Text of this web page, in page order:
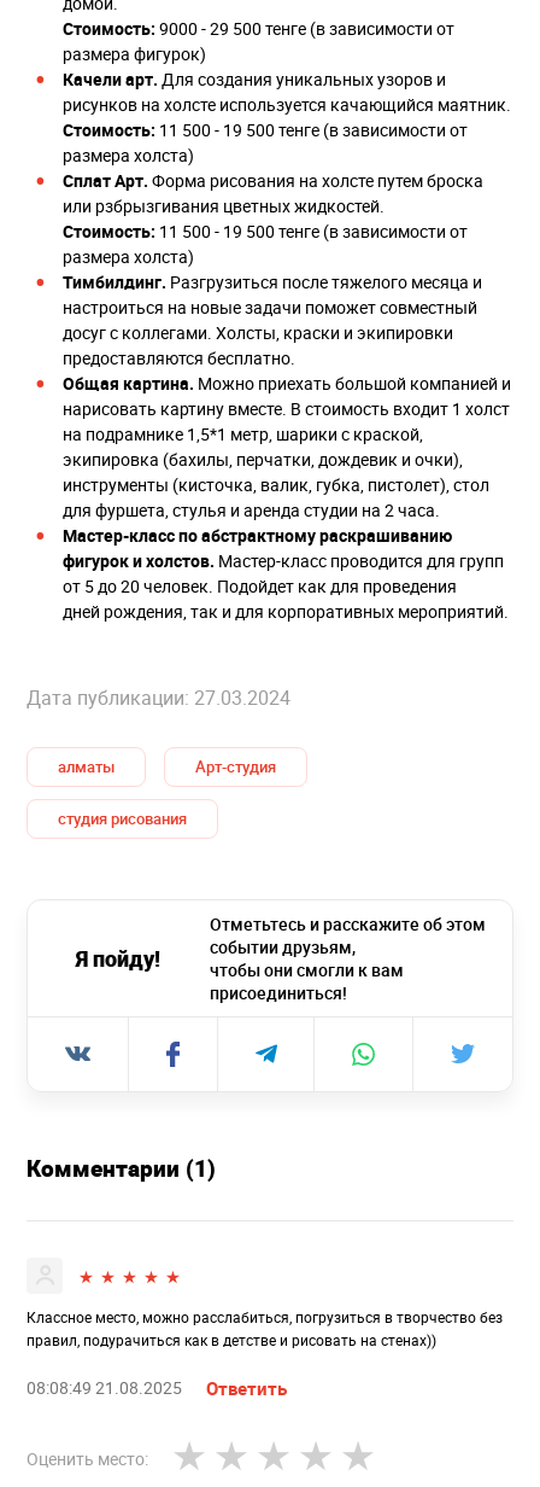
Стоимость: 9000 - 29 500 тенге (в зависимости от
размера фигурок)
Качели арт. Для создания уникальных узоров и
рисунков на холсте используется качающийся маятник.
Стоимость: 11 500 - 19 500 тенге (в зависимости от
размера холста)
Сплат Арт. Форма рисования на холсте путем броска
или рзбрызгивания цветных жидкостей.
Стоимость: 11 500 - 19 500 тенге (в зависимости от
размера холста)
Тимбилдинг. Разгрузиться после тяжелого месяца и
настроиться на новые задачи поможет совместный
досуг с коллегами. Холсты, краски и экипировки
предоставляются бесплатно.
Общая картина. Можно приехать большой компанией и
нарисовать картину вместе. В стоимость входит 1 холст
на подрамнике 1,5*1 метр, шарики с краской,
экипировка (бахилы, перчатки, дождевик и очки),
инструменты (кисточка, валик, губка, пистолет), стол
для фуршета, стулья и аренда студии на 2 часа.
Мастер-класс по абстрактному раскрашиванию
фигурок и холстов. Мастер-класс проводится для групп
от 5 до 20 человек. Подойдет как для проведения
дней рождения, так и для корпоративных мероприятий.
Дата публикации: 27.03.2024
алматы Арт-студия
студия рисования
Я пойду!
Отметьтесь и расскажите об этом
событии друзьям,
чтобы они смогли к вам
присоединиться!
Комментарии (1)
Классное место, можно расслабиться, погрузиться в творчество без
правил, подурачиться как в детстве и рисовать на стенах))
08:08:49 21.08.2025 Ответить
Оценить место: